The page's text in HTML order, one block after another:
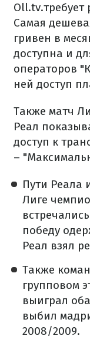
Самая
гривен в
доступна и
операторов
ней доступ
Также матч
Реал
доступ к
–
Пути Реала
Лиге
победу
Реал взял
Также
групповом
выиграл
выбил
2008/2009.